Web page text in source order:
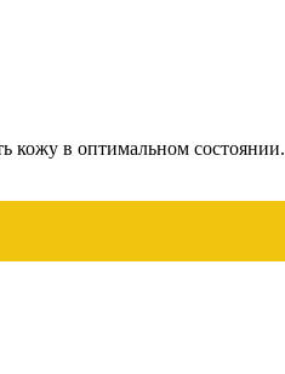
кожу в оптимальном состоянии.